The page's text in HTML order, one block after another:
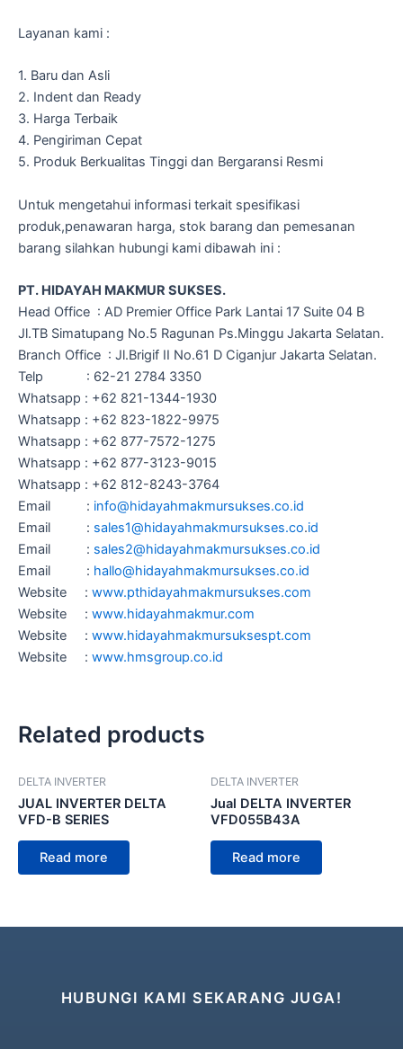
Layanan kami :
1. Baru dan Asli
2. Indent dan Ready
3. Harga Terbaik
4. Pengiriman Cepat
5. Produk Berkualitas Tinggi dan Bergaransi Resmi
Untuk mengetahui informasi terkait spesifikasi
produk,penawaran harga, stok barang dan pemesanan
barang silahkan hubungi kami dibawah ini :
PT. HIDAYAH MAKMUR SUKSES.
Head Office : AD Premier Office Park Lantai 17 Suite 04 B
Jl.TB Simatupang No.5 Ragunan Ps.Minggu Jakarta Selatan.
Branch Office : Jl.Brigif II No.61 D Ciganjur Jakarta Selatan.
Telp : 62-21 2784 3350
Whatsapp : +62 821-1344-1930
Whatsapp : +62 823-1822-9975
Whatsapp : +62 877-7572-1275
Whatsapp : +62 877-3123-9015
Whatsapp : +62 812-8243-3764
Email : info@hidayahmakmursukses.co.id
Email : sales1@hidayahmakmursukses.co.id
Email : sales2@hidayahmakmursukses.co.id
Email : hallo@hidayahmakmursukses.co.id
Website : www.pthidayahmakmursukses.com
Website : www.hidayahmakmur.com
Website : www.hidayahmakmursuksespt.com
Website : www.hmsgroup.co.id
Related products
DELTA INVERTER
JUAL INVERTER DELTA
VFD-B SERIES
Read more
DELTA INVERTER
Jual DELTA INVERTER
VFD055B43A
Read more
HUBUNGI KAMI SEKARANG JUGA!